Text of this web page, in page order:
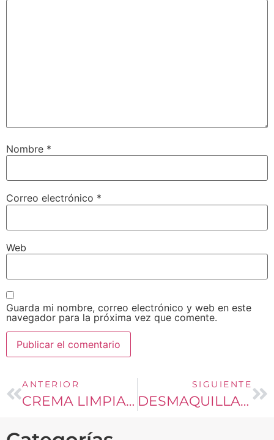
Nombre *
Correo electrónico *
Web
Guarda mi nombre, correo electrónico y web en este
navegador para la próxima vez que comente.
ANTERIOR
CREMA LIMPIADORA PARA TODO TIPO DE PIELES
SIGUIENTE
DESMAQUILLANTE PARA OJOS